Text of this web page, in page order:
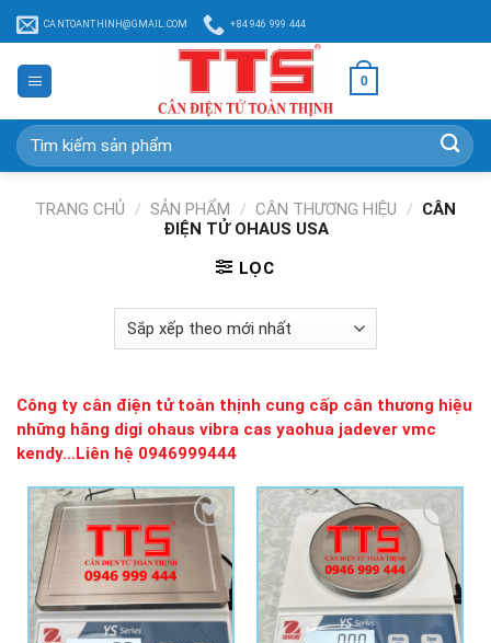
Chuyển
đến
dung
CANTOANTHINH@GMAIL.COM +84 946 999 444
0
Tìm
kiếm:
TRANG CHỦ / SẢN PHẨM / CÂN THƯƠNG HIỆU / CÂN
ĐIỆN TỬ OHAUS USA
LỌC
Công ty cân điện tử toàn thịnh cung cấp cân thương hiệu
những hãng digi ohaus vibra cas yaohua jadever vmc
kendy…Liên hệ 0946999444
Add to
Wishlist
Add to